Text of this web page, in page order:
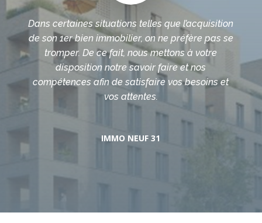
Dans certaines situations telles que l’acquisition
de son 1er bien immobilier, on ne préfère pas se
tromper. De ce fait, nous mettons à votre
disposition notre savoir faire et nos
compétences afin de satisfaire vos besoins et
vos attentes.
IMMO NEUF 31